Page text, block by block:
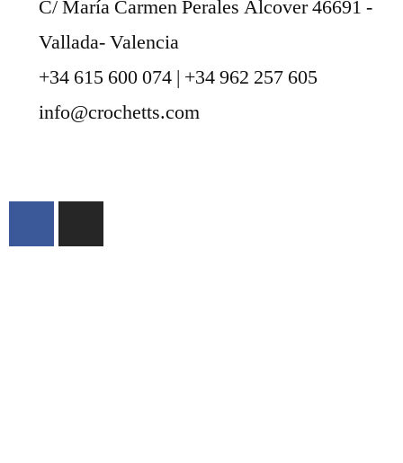
C/ María Carmen Perales Alcover 46691 -
Vallada- Valencia
+34 615 600 074 | +34 962 257 605
info@crochetts.com